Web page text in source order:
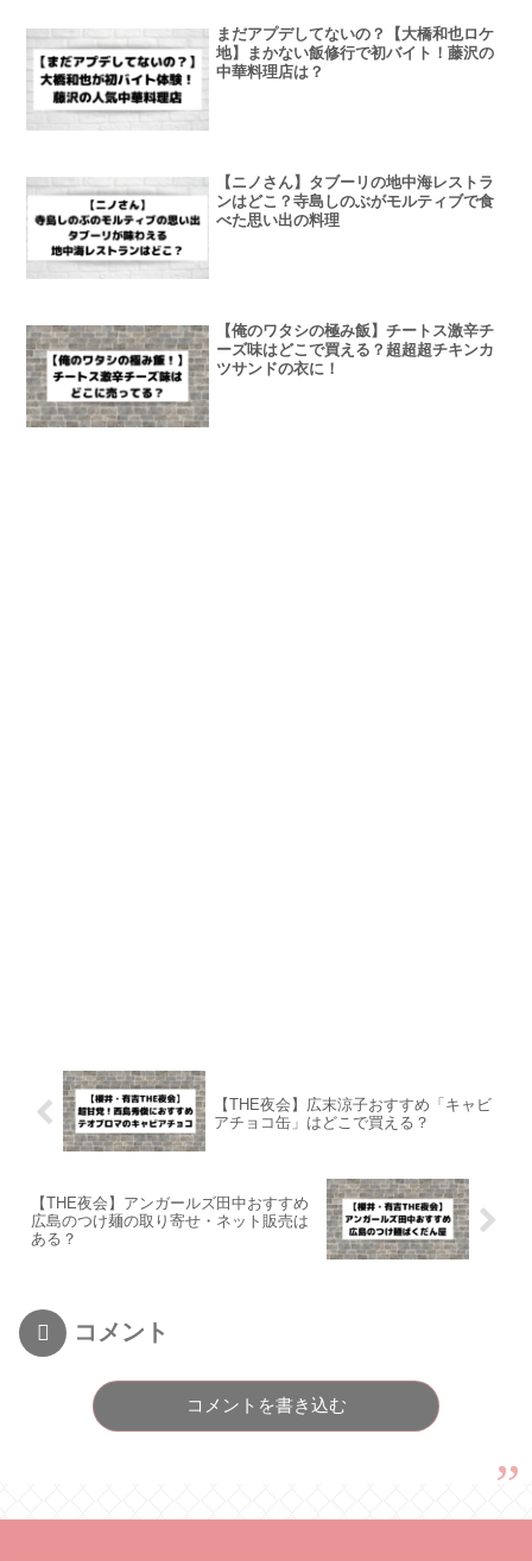
まだアプデしてないの？【大橋和也ロケ
地】まかない飯修行で初バイト！藤沢の
中華料理店は？
【ニノさん】タブーリの地中海レストラ
ンはどこ？寺島しのぶがモルティブで食
べた思い出の料理
【俺のワタシの極み飯】チートス激辛チ
ーズ味はどこで買える？超超超チキンカ
ツサンドの衣に！
【THE夜会】広末涼子おすすめ「キャビ
アチョコ缶」はどこで買える？
【THE夜会】アンガールズ田中おすすめ
広島のつけ麺の取り寄せ・ネット販売は
ある？
コメント
コメントを書き込む